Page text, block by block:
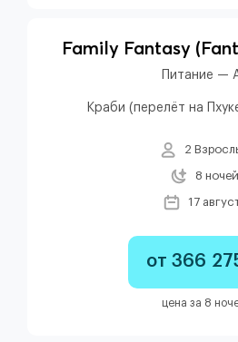
Family Fantasy
Питание —
Краби (перелёт на
2
8 ночей
17
от 366
цена за 8